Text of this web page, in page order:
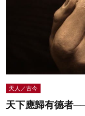
天人／古今
天下應歸有德者